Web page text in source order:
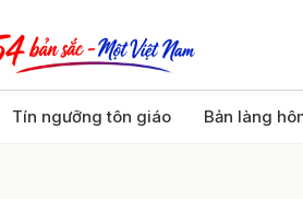
Tín ngưỡng tôn giáo Bản làng
Gửi bình luận